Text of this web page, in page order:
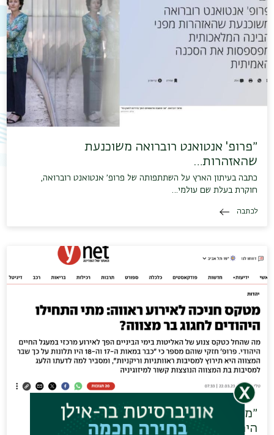
״פרופ' אנטואנט רוברואה משוכנעת
שהאזהרות…
כתבה בעיתון הארץ על השתתפותה של פרופ׳ אנטואנט רוברואה,
חוקרת בעלת שם עולמי…
לכתבה
״מטקס חניכה לאירוע ראווה: מתי התחילו
היהודים…